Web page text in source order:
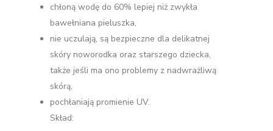
chłoną wodę do 60% lepiej niż zwykła
bawełniana pieluszka,
nie uczulają, są bezpieczne dla delikatnej
skóry noworodka oraz starszego dziecka,
także jeśli ma ono problemy z nadwrażliwą
skórą,
pochłaniają promienie UV.
Skład: